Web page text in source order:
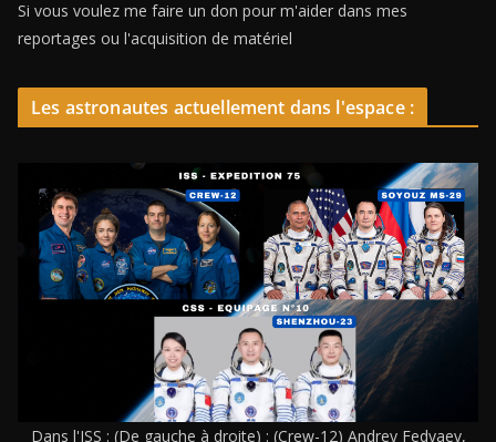
Si vous voulez me faire un don pour m'aider dans mes
reportages ou l'acquisition de matériel
Les astronautes actuellement dans l'espace :
Dans l'ISS : (De gauche à droite) : (Crew-12) Andrey Fedyaev,